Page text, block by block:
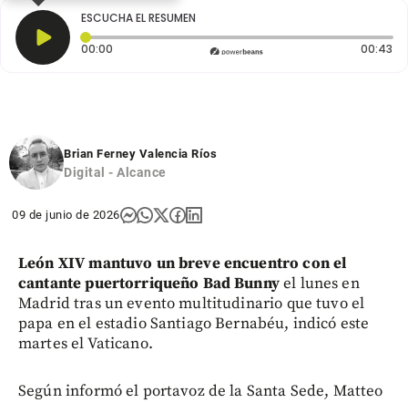
ESCUCHA EL RESUMEN
00:00 Tiempo transcurrido: 0 segundos 00:43
Brian Ferney Valencia Ríos
Digital - Alcance
09 de junio de 2026
León XIV mantuvo un breve encuentro con el
cantante puertorriqueño Bad Bunnyel lunes en
Madrid tras un evento multitudinario que tuvo el
papa en el estadio Santiago Bernabéu, indicó este
martes el Vaticano.
Según informó el portavoz de la Santa Sede, Matteo